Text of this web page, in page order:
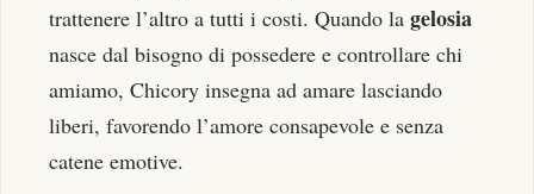
trattenere l’altro a tutti i costi. Quando la gelosia
nasce dal bisogno di possedere e controllare chi
amiamo, Chicory insegna ad amare lasciando
liberi, favorendo l’amore consapevole e senza
catene emotive.